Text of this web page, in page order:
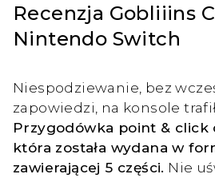
ZALOGUJ
Recenzja Gobliiins
Nintendo Switch
Niespodziewanie, bez
zapowiedzi, na konsole
Przygodówka point & click
która została wydana w
zawierającej 5 części. Nie